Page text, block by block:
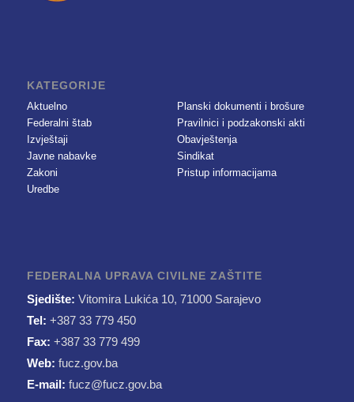
KATEGORIJE
Aktuelno
Federalni štab
Izvještaji
Javne nabavke
Zakoni
Uredbe
Planski dokumenti i brošure
Pravilnici i podzakonski akti
Obavještenja
Sindikat
Pristup informacijama
FEDERALNA UPRAVA CIVILNE ZAŠTITE
Sjedište: Vitomira Lukića 10, 71000 Sarajevo
Tel: +387 33 779 450
Fax: +387 33 779 499
Web: fucz.gov.ba
E-mail: fucz@fucz.gov.ba